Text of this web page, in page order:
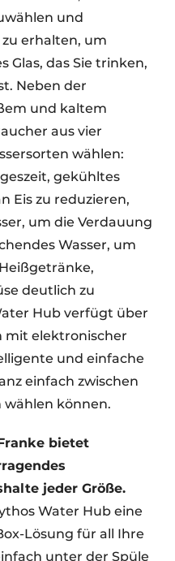
und
erhalten, um
Glas, das Sie trinken,
Neben der
und kaltem
aus vier
wählen:
gekühltes
Eis zu reduzieren,
um die Verdauung
Wasser, um
deutlich zu
Hub verfügt über
mit elektronischer
und einfache
einfach zwischen
wählen können.
bietet
jeder Größe.
Water Hub eine
Lösung für all Ihre
unter der Spüle